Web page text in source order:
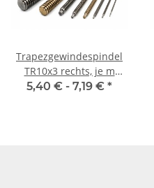
Trapezgewindespindel
TR10x3 rechts, je m
±2mm
5,40 € - 7,19 € *